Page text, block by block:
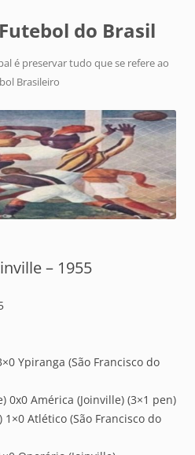
do Brasil
é preservar tudo que se refere ao
Brasileiro
– 1955
Ypiranga (São Francisco do
0x0 América (Joinville) (3×1 pen)
1×0 Atlético (São Francisco do